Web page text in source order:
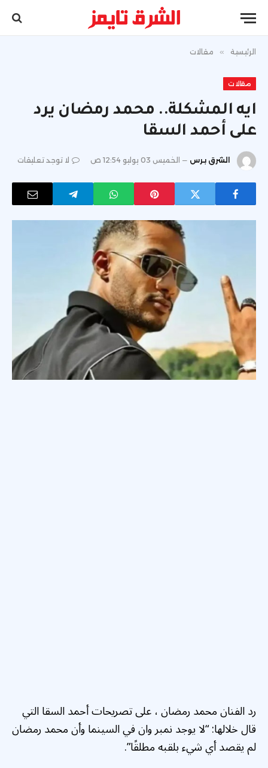
الرئيسية » مقالات
مقالات
ايه المشكلة.. محمد رمضان يرد
على أحمد السقا
الشرق برس الخميس 03 يوليو 12:54 ص لا توجد تعليقات
رد الفنان محمد رمضان، على تصريحات أحمد السقا التي
قال خلالها: “لا يوجد نمبر وان في السينما وأن محمد رمضان
لم يقصد أي شيء بلقبه مطلقًا”.